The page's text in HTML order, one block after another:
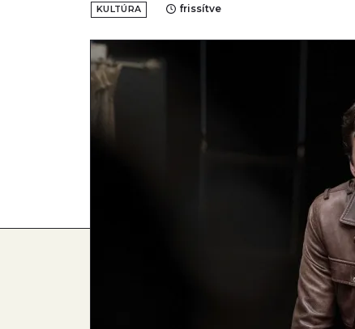
KULTÚRA frissítve